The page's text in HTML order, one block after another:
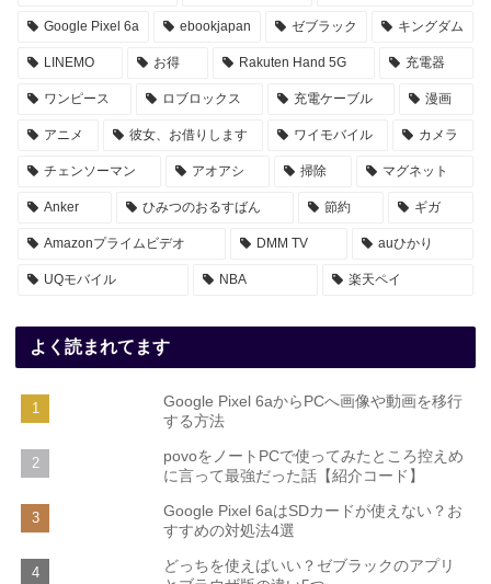
Google Pixel 6a ebookjapan ゼブラック キングダム
LINEMO お得 Rakuten Hand 5G 充電器
ワンピース ロブロックス 充電ケーブル 漫画
アニメ 彼女、お借りします ワイモバイル カメラ
チェンソーマン アオアシ 掃除 マグネット
Anker ひみつのおるすばん 節約 ギガ
Amazonプライムビデオ DMM TV auひかり
UQモバイル NBA 楽天ペイ
よく読まれてます
Google Pixel 6aからPCへ画像や動画を移行
する方法
povoをノートPCで使ってみたところ控えめ
に言って最強だった話【紹介コード】
Google Pixel 6aはSDカードが使えない？お
すすめの対処法4選
どっちを使えばいい？ゼブラックのアプリ